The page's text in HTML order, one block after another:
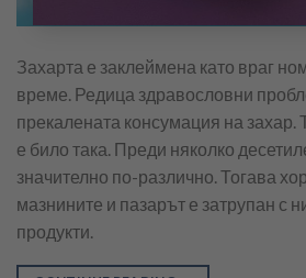
Захарта е заклеймена като враг
време. Редица здравословни
прекалената консумация на захар.
е било така. Преди няколко
значително по-различно. Тогава
мазнините и пазарът е затрупан с
продукти.